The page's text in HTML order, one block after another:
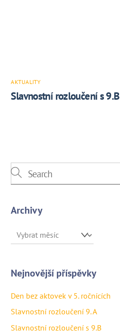
AKTUALITY
Slavnostní rozloučení s 9.B
Archivy
Archivy
Nejnovější příspěvky
Den bez aktovek v 5. ročnících
Slavnostní rozloučení 9. A
Slavnostní rozloučení s 9.B